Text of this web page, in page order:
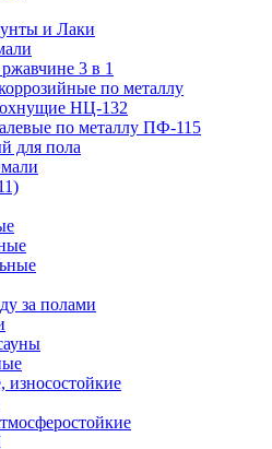
и Лаки
3 в 1
по металлу
НЦ-132
по металлу ПФ-115
для пола
за полами
износостойкие